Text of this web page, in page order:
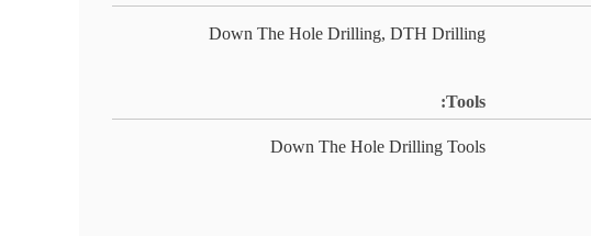
Down The Hole Drilling, DTH Drilling
Tools:
Down The Hole Drilling Tools